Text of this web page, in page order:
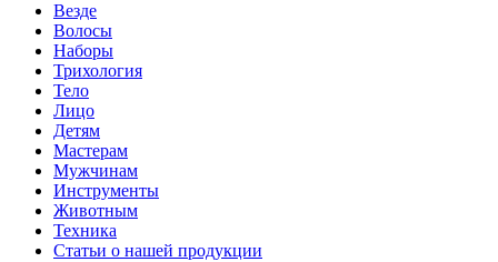
Везде
Волосы
Наборы
Трихология
Тело
Лицо
Детям
Мастерам
Мужчинам
Инструменты
Животным
Техника
Статьи о нашей продукции